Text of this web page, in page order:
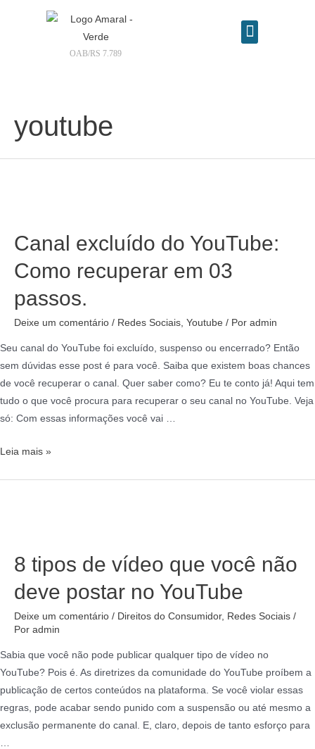
OAB/RS 7.789
youtube
Canal excluído do YouTube:
Como recuperar em 03
passos.
Deixe um comentário / Redes Sociais, Youtube / Por admin
Seu canal do YouTube foi excluído, suspenso ou encerrado? Então
sem dúvidas esse post é para você. Saiba que existem boas chances
de você recuperar o canal. Quer saber como? Eu te conto já! Aqui tem
tudo o que você procura para recuperar o seu canal no YouTube. Veja
só: Com essas informações você vai …
Leia mais »
8 tipos de vídeo que você não
deve postar no YouTube
Deixe um comentário / Direitos do Consumidor, Redes Sociais /
Por admin
Sabia que você não pode publicar qualquer tipo de vídeo no
YouTube? Pois é. As diretrizes da comunidade do YouTube proíbem a
publicação de certos conteúdos na plataforma. Se você violar essas
regras, pode acabar sendo punido com a suspensão ou até mesmo a
exclusão permanente do canal. E, claro, depois de tanto esforço para
…